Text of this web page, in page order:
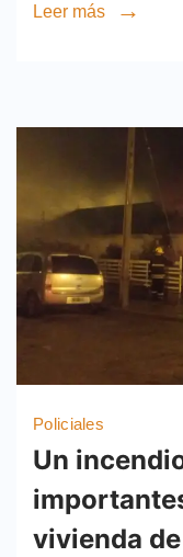
Leer más
Policiales
Un
vivienda